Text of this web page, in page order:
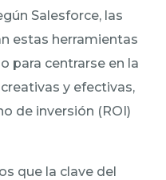
Salesforce, las
estas herramientas
para centrarse en la
y efectivas,
de inversión (ROI)
que la clave del